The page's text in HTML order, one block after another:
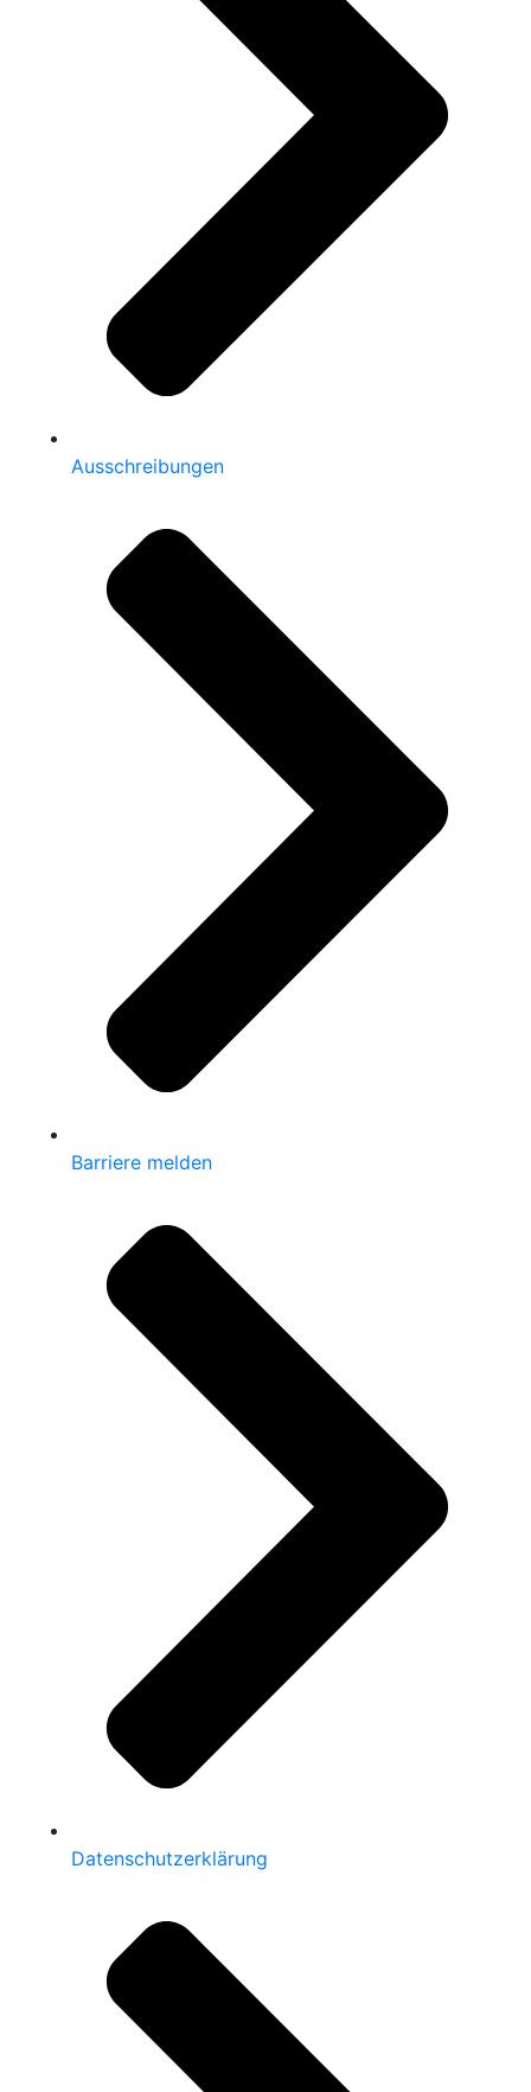
Ausschreibungen
Barriere melden
Datenschutzerklärung